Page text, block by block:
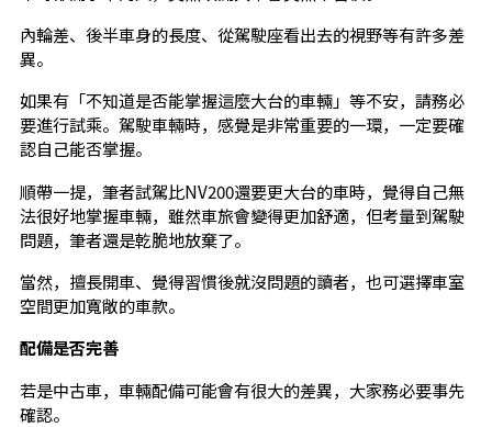
內輪差、後半車身的長度、從駕駛座看出去的視野等有許多差
異。
如果有「不知道是否能掌握這麼大台的車輛」等不安，請務必
要進行試乘。駕駛車輛時，感覺是非常重要的一環，一定要確
認自己能否掌握。
順帶一提，筆者試駕比NV200還要更大台的車時，覺得自己無
法很好地掌握車輛，雖然車旅會變得更加舒適，但考量到駕駛
問題，筆者還是乾脆地放棄了。
當然，擅長開車、覺得習慣後就沒問題的讀者，也可選擇車室
空間更加寬敞的車款。
配備是否完善
若是中古車，車輛配備可能會有很大的差異，大家務必要事先
確認。